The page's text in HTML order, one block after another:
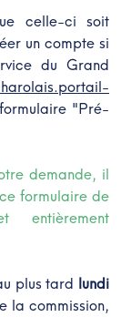
celle-ci soit
un compte si
du Grand
"Pré-
demande, il
formulaire de
entièrement
plus tard lundi
la commission,